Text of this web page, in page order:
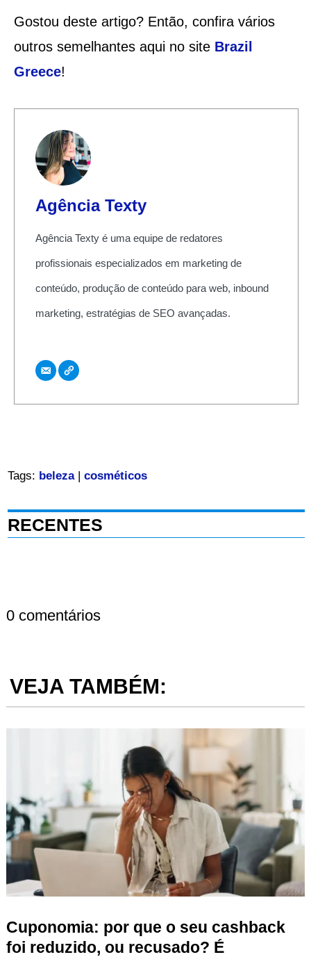
Gostou deste artigo? Então, confira vários
outros semelhantes aqui no site Brazil
Greece!
Agência Texty
Agência Texty é uma equipe de redatores
profissionais especializados em marketing de
conteúdo, produção de conteúdo para web, inbound
marketing, estratégias de SEO avançadas.
Tags: beleza| cosméticos
RECENTES
0 comentários
VEJA TAMBÉM:
Cuponomia: por que o seu cashback
foi reduzido, ou recusado? É